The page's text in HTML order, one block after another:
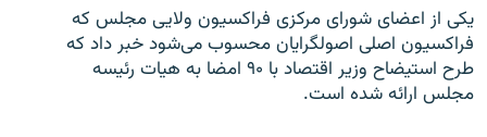
یکی از اعضای شورای مرکزی فراکسیون ولایی مجلس که
فراکسیون اصلی اصولگرایان محسوب می‌شود خبر داد که
طرح استیضاح وزیر اقتصاد با ۹۰ امضا به هیات رئیسه
مجلس ارائه شده است.